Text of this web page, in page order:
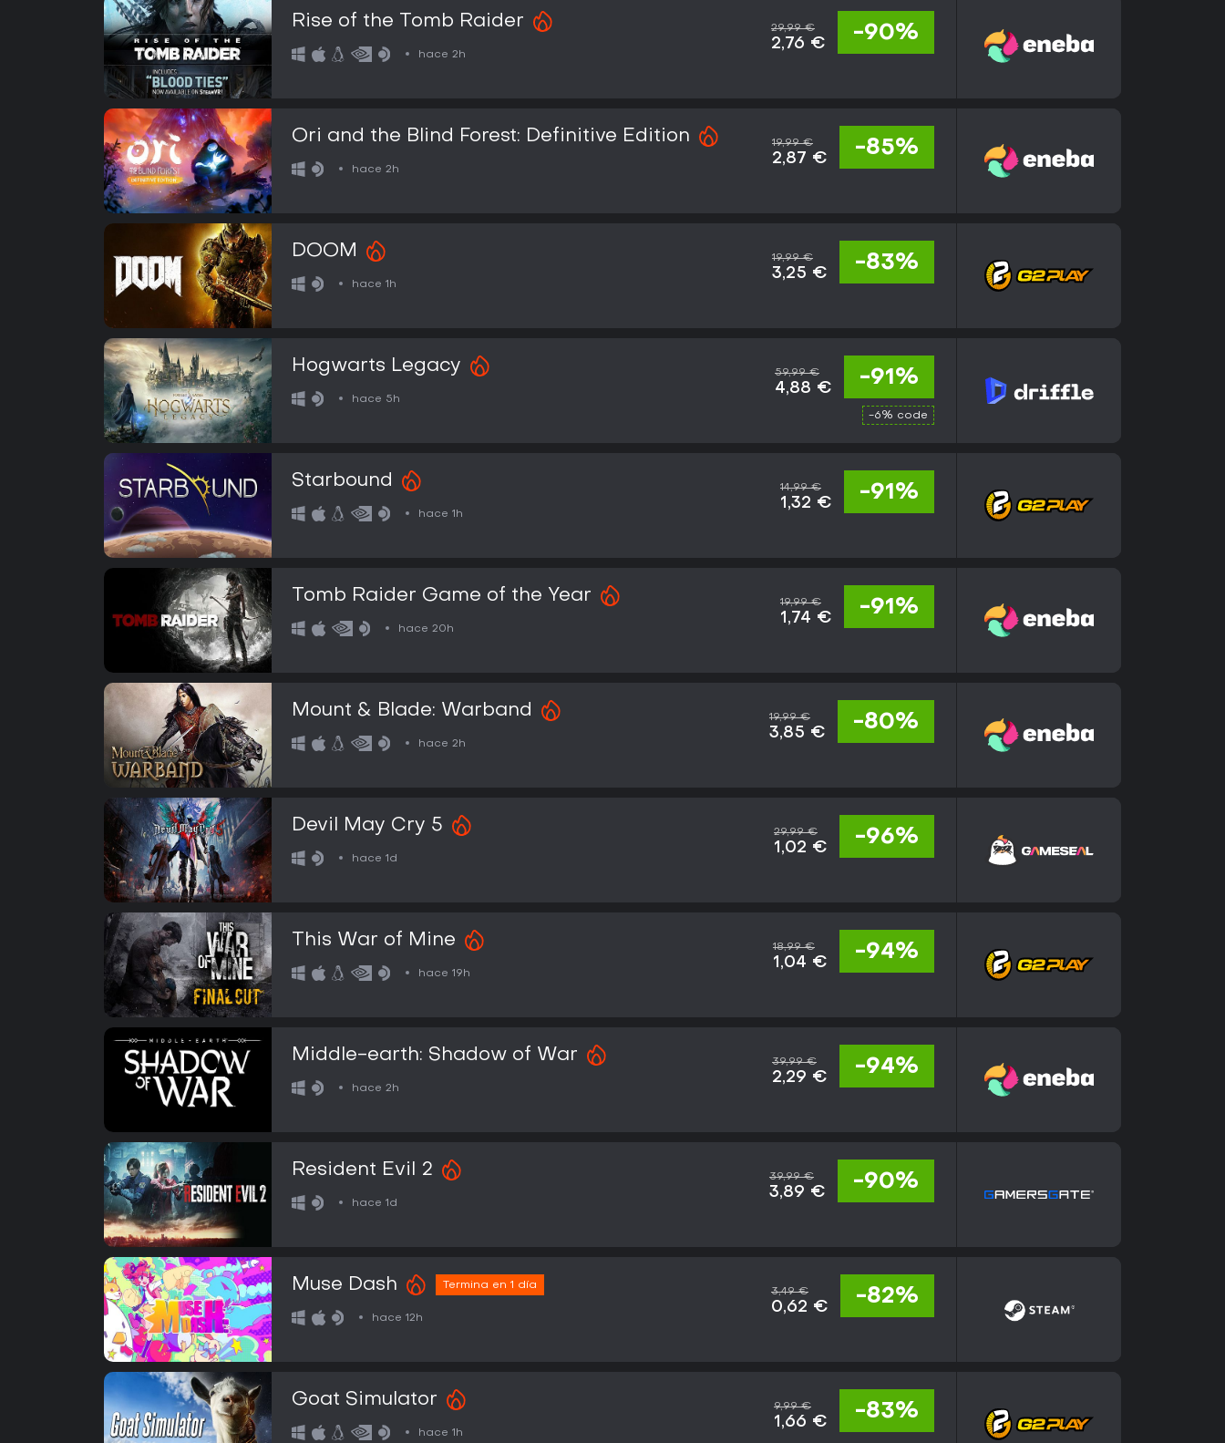
Rise of the Tomb Raider
hace 2h
29,99 €
2,76 € -90%
Ori and the Blind Forest: Definitive Edition
hace 2h
19,99 €
2,87 € -85%
DOOM
hace 1h
19,99 €
3,25 € -83%
Hogwarts Legacy
hace 5h
59,99 €
4,88 € -91%
-6% code
Starbound
hace 1h
14,99 €
1,32 € -91%
Tomb Raider Game of the Year
hace 20h
19,99 €
1,74 € -91%
Mount & Blade: Warband
hace 2h
19,99 €
3,85 € -80%
Devil May Cry 5
hace 1d
29,99 €
1,02 € -96%
This War of Mine
hace 19h
18,99 €
1,04 € -94%
Middle-earth: Shadow of War
hace 2h
39,99 €
2,29 € -94%
Resident Evil 2
hace 1d
39,99 €
3,89 € -90%
Muse Dash Termina en 1 día
hace 12h
3,49 €
0,62 € -82%
Goat Simulator
hace 1h
9,99 €
1,66 € -83%